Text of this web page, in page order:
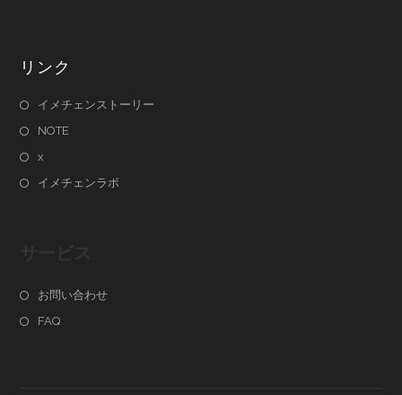
リンク
イメチェンストーリー
NOTE
x
イメチェンラボ
お問い合わせ
FAQ